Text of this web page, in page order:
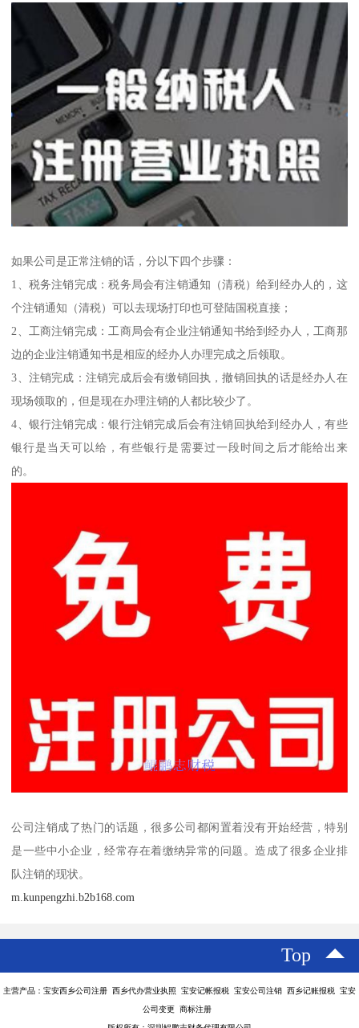
如果公司是正常注销的话，分以下四个步骤：
1、税务注销完成：税务局会有注销通知（清税）给到经办人的，这
个注销通知（清税）可以去现场打印也可登陆国税直接；
2、工商注销完成：工商局会有企业注销通知书给到经办人，工商那
边的企业注销通知书是相应的经办人办理完成之后领取。
3、注销完成：注销完成后会有缴销回执，撤销回执的话是经办人在
现场领取的，但是现在办理注销的人都比较少了。
4、银行注销完成：银行注销完成后会有注销回执给到经办人，有些
银行是当天可以给，有些银行是需要过一段时间之后才能给出来
的。
公司注销成了热门的话题，很多公司都闲置着没有开始经营，特别
是一些中小企业，经常存在着缴纳异常的问题。造成了很多企业排
队注销的现状。
m.kunpengzhi.b2b168.com
Top
主营产品：宝安西乡公司注册 西乡代办营业执照 宝安记帐报税 宝安公司注销 西乡记账报税 宝安
公司变更 商标注册